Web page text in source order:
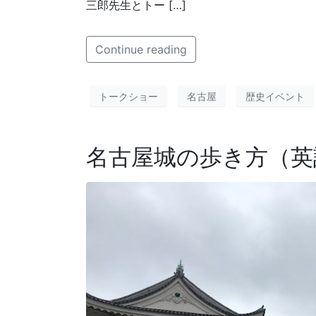
三郎先生とトー […]
Continue reading
トークショー 名古屋 歴史イベント
名古屋城の歩き方（